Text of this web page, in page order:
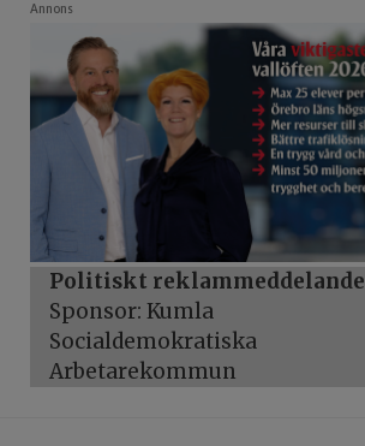
Annons
Politiskt reklammeddelande
Sponsor: Kumla
Socialdemokratiska
Arbetarekommun